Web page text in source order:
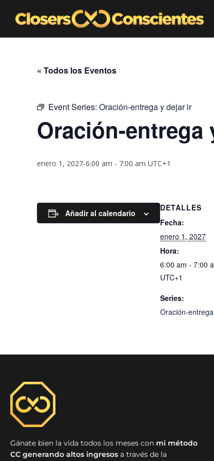
« Todos los Eventos
Event Series: Oración-entrega y dejar ir
Oración-entrega
enero 1, 2027-6:00 am - 7:00 am UTC+1
Añadir al calendario
DETALLES
Fecha:
enero 1, 2027
Hora:
6:00 am - 7:00
UTC+1
Series:
Oración-
Gánate bien la vida todos los meses con mi método
CC generando altos ingresos a través de la